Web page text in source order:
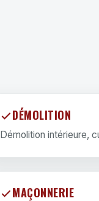
DÉMOLITION
Démolition intérieure,
MAÇONNERIE